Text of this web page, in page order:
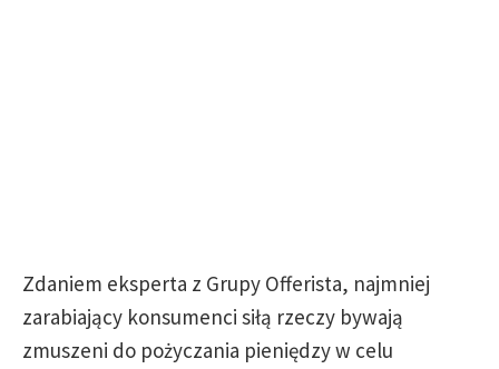
Zdaniem eksperta z Grupy Offerista, najmniej
zarabiający konsumenci siłą rzeczy bywają
zmuszeni do pożyczania pieniędzy w celu